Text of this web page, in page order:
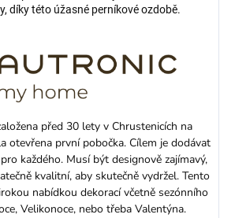
díky této úžasné perníkové ozdobě.
před 30 lety v Chrustenicích na
otevřena první pobočka. Cílem je dodávat
každého. Musí být designově zajímavý,
kvalitní, aby skutečně vydržel. Tento
nabídkou dekorací včetně sezónního
Velikonoce, nebo třeba Valentýna.